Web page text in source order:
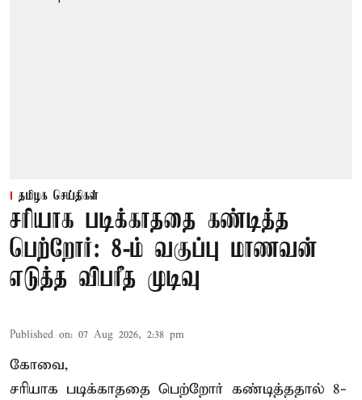
தமிழக செய்திகள்
சரியாக படிக்காததை கண்டித்த
பெற்றோர்: 8-ம் வகுப்பு மாணவன்
எடுத்த விபரீத முடிவு
Published on: 07 Aug 2026, 2:38 pm
கோவை,
சரியாக படிக்காததை பெற்றோர் கண்டித்ததால் 8-